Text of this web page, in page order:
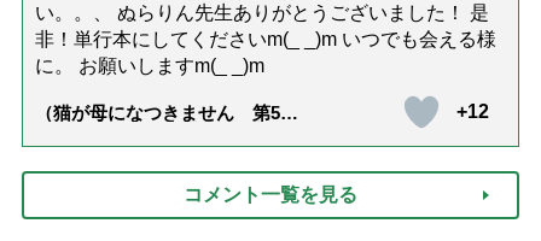
い。。、 ぬらりん先生ありがとうございました！ 是
非！単行本にしてくださいm(_ _)m いつでも会える様
に。 お願いしますm(_ _)m
（猫が母になつきません 第500
+12
コメント一覧を見る